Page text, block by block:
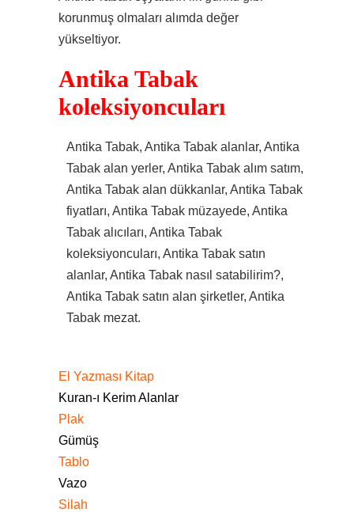
korunmuş olmaları alımda değer
yükseltiyor.
Antika Tabak
koleksiyoncuları
Antika Tabak, Antika Tabak alanlar, Antika
Tabak alan yerler, Antika Tabak alım satım,
Antika Tabak alan dükkanlar, Antika Tabak
fiyatları, Antika Tabak müzayede, Antika
Tabak alıcıları, Antika Tabak
koleksiyoncuları, Antika Tabak satın
alanlar, Antika Tabak nasıl satabilirim?,
Antika Tabak satın alan şirketler, Antika
Tabak mezat.
El Yazması Kitap
Kuran-ı Kerim Alanlar
Plak
Gümüş
Tablo
Vazo
Silah